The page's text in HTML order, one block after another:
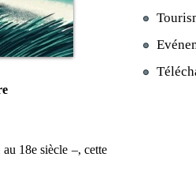
18e siècle –, cette